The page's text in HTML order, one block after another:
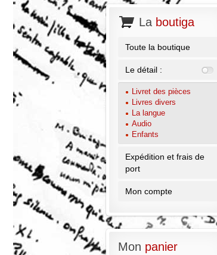
La boutiga
Toute la boutique
Le détail :
Livret des pièces
Livres divers
La langue
Audio
Enfants
Expédition et frais de
port
Mon compte
Mon panier